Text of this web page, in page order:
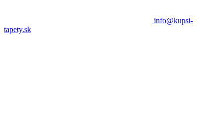
info@kupsi-
tapety.sk